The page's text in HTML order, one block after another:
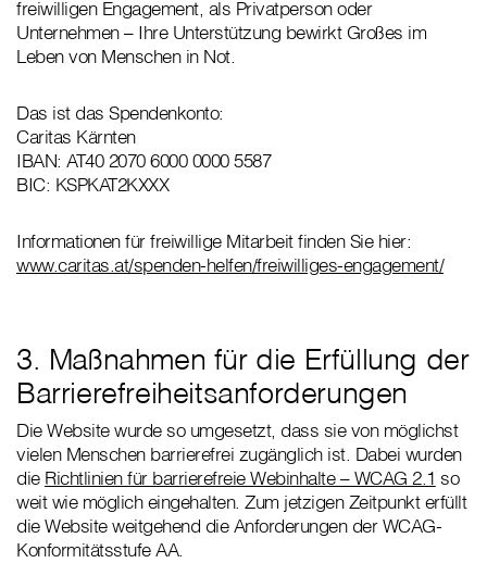
freiwilligen Engagement, als Privatperson oder
Unternehmen – Ihre Unterstützung bewirkt Großes im
Leben von Menschen in Not.
Das ist das Spendenkonto:
Caritas Kärnten
IBAN: AT40 2070 6000 0000 5587
BIC: KSPKAT2KXXX
Informationen für freiwillige Mitarbeit finden Sie hier:
www.caritas.at/spenden-helfen/freiwilliges-engagement/
3. Maßnahmen für die Erfüllung der
Barrierefreiheitsanforderungen
Die Website wurde so umgesetzt, dass sie von möglichst
vielen Menschen barrierefrei zugänglich ist. Dabei wurden
die Richtlinien für barrierefreie Webinhalte – WCAG 2.1 so
weit wie möglich eingehalten. Zum jetzigen Zeitpunkt erfüllt
die Website weitgehend die Anforderungen der WCAG-
Konformitätsstufe AA.